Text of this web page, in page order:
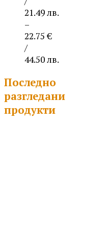
21.49 лв.
–
22.75€
/
44.50 лв.
range:
10.99 €
/
21.49 лв.
Последно
разгледани
продукти